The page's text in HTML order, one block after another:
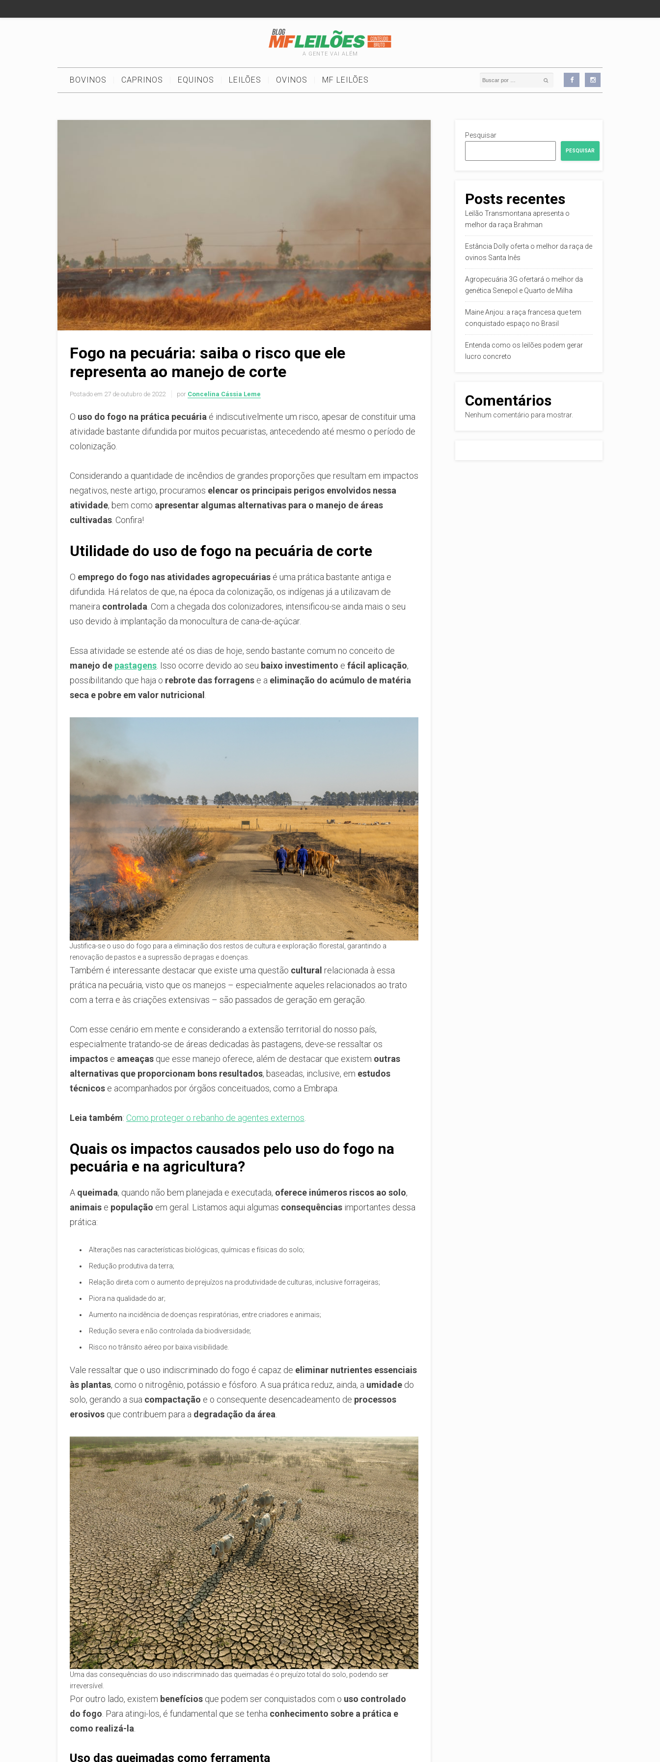
A GENTE VAI ALÉM
BOVINOS CAPRINOS EQUINOS LEILÕES OVINOS MF LEILÕES
Fogo na pecuária: saiba o risco que ele
representa ao manejo de corte
Postado em 27 de outubro de 2022 por Concelina Cássia Leme
O uso do fogo na prática pecuária é indiscutivelmente um risco, apesar de constituir uma
atividade bastante difundida por muitos pecuaristas, antecedendo até mesmo o período de
colonização.
Considerando a quantidade de incêndios de grandes proporções que resultam em impactos
negativos, neste artigo, procuramos elencar os principais perigos envolvidos nessa
atividade, bem como apresentar algumas alternativas para o manejo de áreas
cultivadas . Confira!
Utilidade do uso de fogo na pecuária de corte
O emprego do fogo nas atividades agropecuárias é uma prática bastante antiga e
difundida. Há relatos de que, na época da colonização, os indígenas já a utilizavam de
maneira controlada . Com a chegada dos colonizadores, intensificou-se ainda mais o seu
uso devido à implantação da monocultura de cana-de-açúcar.
Essa atividade se estende até os dias de hoje, sendo bastante comum no conceito de
manejo de pastagens . Isso ocorre devido ao seu baixo investimento e fácil aplicação,
possibilitando que haja o rebrote das forragens e a eliminação do acúmulo de matéria
seca e pobre em valor nutricional
Justifica-se o uso do fogo para a eliminação dos restos de cultura e exploração florestal, garantindo a
renovação de pastos e a supressão de pragas e doenças.
Também é interessante destacar que existe uma questão cultural relacionada à essa
prática na pecuária, visto que os manejos – especialmente aqueles relacionados ao trato
com a terra e às criações extensivas – são passados de geração em geração.
Com esse cenário em mente e considerando a extensão territorial do nosso país,
especialmente tratando-se de áreas dedicadas às pastagens, deve-se ressaltar os
impactos e ameaças que esse manejo oferece, além de destacar que existem outras
alternativas que proporcionam bons resultados, baseadas, inclusive, em estudos
técnicos e acompanhados por órgãos conceituados, como a Embrapa.
Leia também: Como proteger o rebanho de agentes externos
Quais os impactos causados pelo uso do fogo na
pecuária e na agricultura?
A queimada, quando não bem planejada e executada, oferece inúmeros riscos ao solo,
animais e população em geral. Listamos aqui algumas consequências importantes dessa
prática:
Alterações nas características biológicas, químicas e físicas do solo;
Redução produtiva da terra;
Relação direta com o aumento de prejuízos na produtividade de culturas, inclusive forrageiras;
Piora na qualidade do ar;
Aumento na incidência de doenças respiratórias, entre criadores e animais;
Redução severa e não controlada da biodiversidade;
Risco no trânsito aéreo por baixa visibilidade.
Vale ressaltar que o uso indiscriminado do fogo é capaz de eliminar nutrientes essenciais
às plantas, como o nitrogênio, potássio e fósforo. A sua prática reduz, ainda, a umidade do
solo, gerando a sua compactação e o consequente desencadeamento de processos
erosivos que contribuem para a degradação da área
Uma das consequências do uso indiscriminado das queimadas é o prejuízo total do solo, podendo ser
irreversível.
Por outro lado, existem benefícios que podem ser conquistados com o uso controlado
do fogo . Para atingi-los, é fundamental que se tenha conhecimento sobre a prática e
como realizá-la
Uso das queimadas como ferramenta
Pesquisar
PESQUISAR
Posts recentes
Leilão Transmontana apresenta o
melhor da raça Brahman
Estância Dolly oferta o melhor da raça de
ovinos Santa Inês
Agropecuária 3G ofertará o melhor da
genética Senepol e Quarto de Milha
Maine Anjou: a raça francesa que tem
conquistado espaço no Brasil
Entenda como os leilões podem gerar
lucro concreto
Comentários
Nenhum comentário para mostrar.